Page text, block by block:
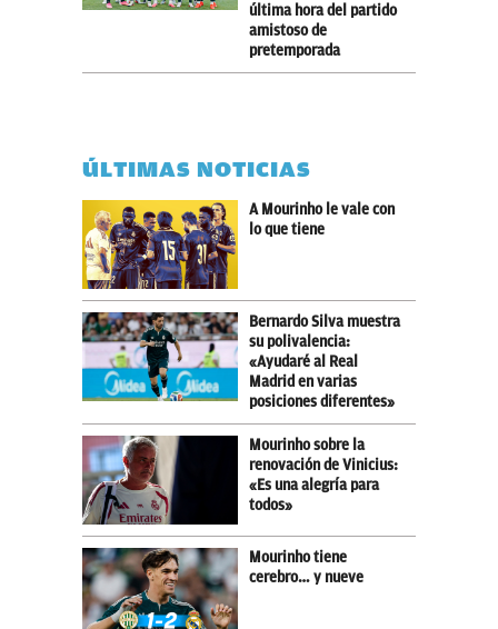
última hora del partido
amistoso de
pretemporada
ÚLTIMAS NOTICIAS
A Mourinho le vale con
lo que tiene
Bernardo Silva muestra
su polivalencia:
«Ayudaré al Real
Madrid en varias
posiciones diferentes»
Mourinho sobre la
renovación de Vinicius:
«Es una alegría para
todos»
Mourinho tiene
cerebro… y nueve